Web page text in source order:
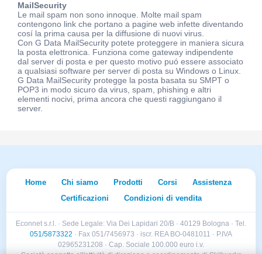
MailSecurity
Le mail spam non sono innoque. Molte mail spam
contengono link che portano a pagine web infette diventando
cosí la prima causa per la diffusione di nuovi virus.
Con G Data MailSecurity potete proteggere in maniera sicura
la posta elettronica. Funziona come gateway indipendente
dal server di posta e per questo motivo puó essere associato
a qualsiasi software per server di posta su Windows o Linux.
G Data MailSecurity protegge la posta basata su SMPT o
POP3 in modo sicuro da virus, spam, phishing e altri
elementi nocivi, prima ancora che questi raggiungano il
server.
Home Chi siamo Prodotti Corsi
Assistenza
Certificazioni
Condizioni di vendita
Econnet s.r.l. · Sede Legale: Via Dei Lapidari 20/B · 40129 Bologna · Tel.
051/5873322 · Fax 051/7456973 · iscr. REA BO-0481011 · P.IVA
02965231208 · Cap. Sociale 100.000 euro i.v.